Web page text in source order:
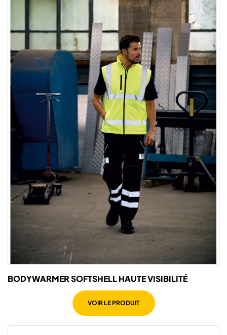
BODYWARMER SOFTSHELL HAUTE VISIBILITÉ
VOIR LE PRODUIT